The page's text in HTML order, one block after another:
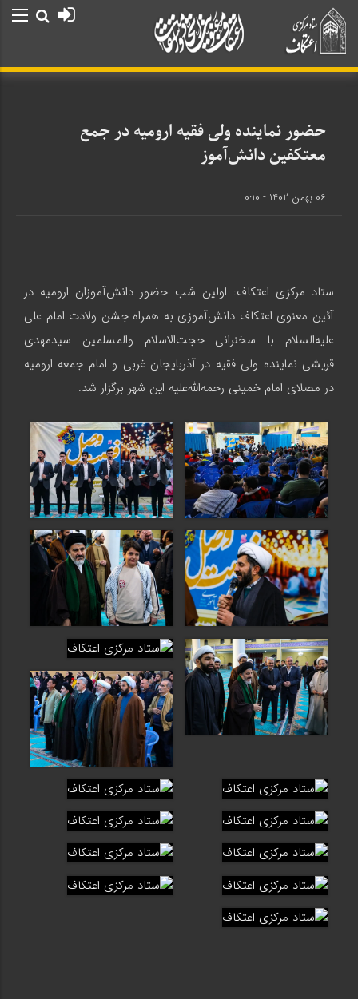
حضور نماینده ولی فقیه ارومیه در جمع
معتکفین دانش‌آموز
06 بهمن 1402 - 0:10
ستاد مرکزی اعتکاف: اولین شب حضور دانش‌آموزان ارومیه در
آئین معنوی اعتکاف دانش‌آموزی به همراه جشن ولادت امام علی
علیه‌السلام با سخنرانی حجت‌الاسلام والمسلمین سیدمهدی
قریشی نماینده ولی فقیه در آذربایجان غربی و امام جمعه ارومیه
در مصلای امام خمینی رحمه‌الله‌علیه این شهر برگزار شد.